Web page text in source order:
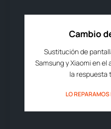
Cambio
Sustitución de
Samsung y Xiaomi en
la respuesta
LO REPARAMOS